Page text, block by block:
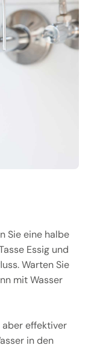
Sie eine halbe
Essig und
Warten Sie
mit Wasser
effektiver
in den